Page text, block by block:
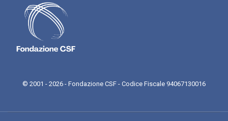
© 2001 - 2026 - Fondazione CSF - Codice Fiscale 94067130016